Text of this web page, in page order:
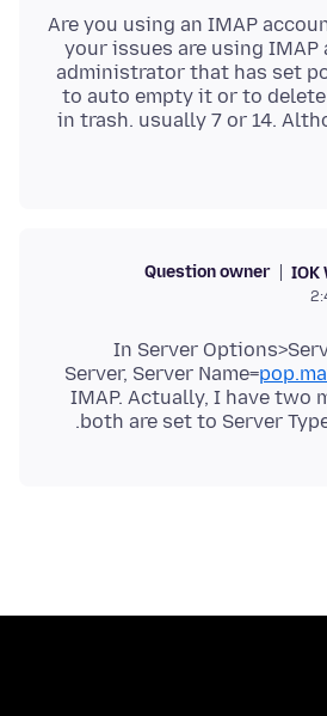
Are you using an IMAP
your issues are using IMAP
administrator that has set
to auto empty it or to
in trash. usually 7 or 14.
IOK
Question owner
In Server
Server, Server Name=
IMAP. Actually, I have two
both are set to Server